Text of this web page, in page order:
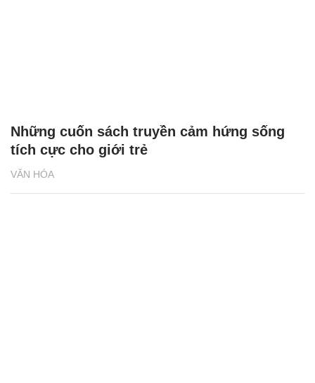
VĂN HÓA
Những cuốn sách truyền cảm hứng sống
tích cực cho giới trẻ